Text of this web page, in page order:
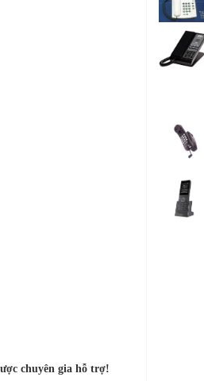
chuyên gia hỗ trợ!